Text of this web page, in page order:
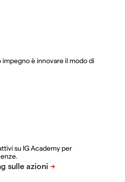
è innovare il modo di
su IG Academy per